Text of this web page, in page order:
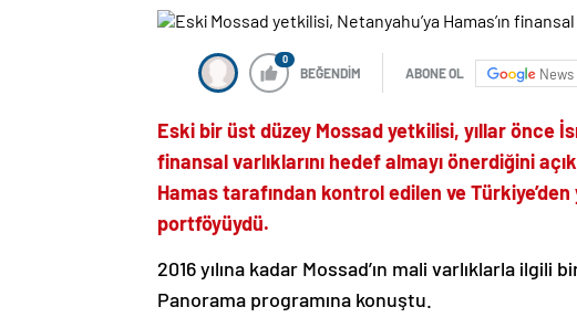
0
BEĞENDİM ABONE OL News
Eski bir üst düzey Mossad yetkilisi, yıllar önce
finansal varlıklarını hedef almayı önerdiğini
Hamas tarafından kontrol edilen ve
portföyüydü.
2016 yılına kadar Mossad’ın mali varlıklarla ilgili
Panorama programına konuştu.